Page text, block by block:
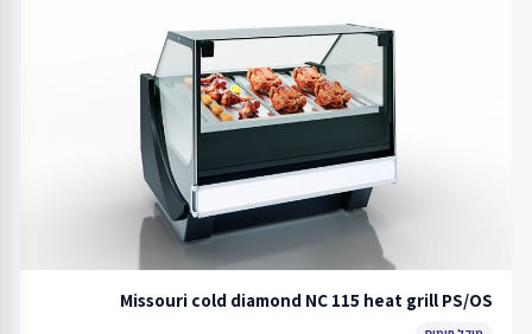
Missouri cold diamond NC 115 heat grill PS/OS